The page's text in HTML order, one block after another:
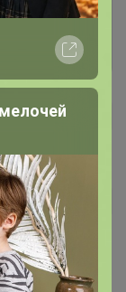
уже получил заказ!